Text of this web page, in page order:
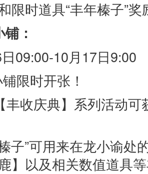
限时道具“丰年榛子”奖
：
09:00-10月17日9:00
限时开张！
丰收庆典】系列活动可
子”可用来在龙小谕处
】以及相关数值道具